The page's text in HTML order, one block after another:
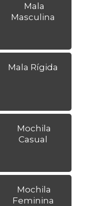
Mala
Masculina
Mala Rígida
Mochila
Casual
Mochila
Feminina